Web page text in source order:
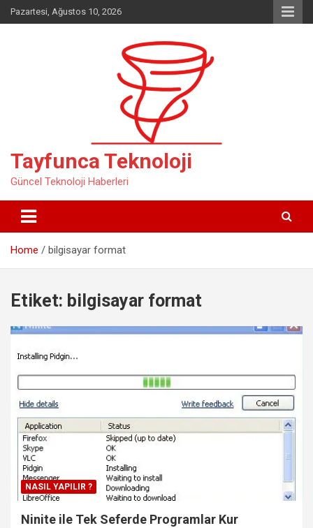
Skip
to
Pazartesi, Ağustos 10, 2026
Tayfunca Teknoloji
Güncel Teknoloji Haberleri
Home bilgisayar format
Etiket: bilgisayar format
NASIL YAPILIR ?
Ninite ile Tek Seferde Programlar Kur